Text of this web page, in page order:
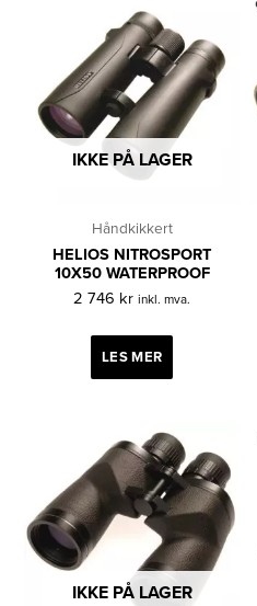
IKKE PÅ LAGER
Håndkikkert
HELIOS NITROSPORT
10X50 WATERPROOF
2 746 kr inkl. mva.
LES MER
IKKE PÅ LAGER